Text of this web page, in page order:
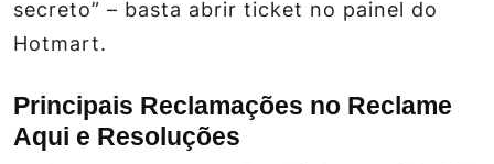
secreto” – basta abrir ticket no painel do
Hotmart.
Principais Reclamações no Reclame
Aqui e Resoluções